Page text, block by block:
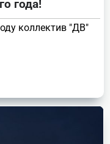
года!
коллектив "ДВ"